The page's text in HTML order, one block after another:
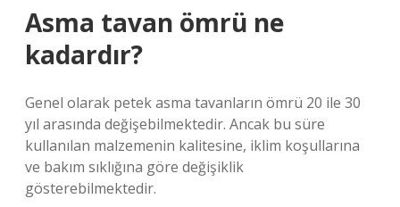
Asma tavan ömrü ne
kadardır?
Genel olarak petek asma tavanların ömrü 20 ile 30
yıl arasında değişebilmektedir. Ancak bu süre
kullanılan malzemenin kalitesine, iklim koşullarına
ve bakım sıklığına göre değişiklik
gösterebilmektedir.